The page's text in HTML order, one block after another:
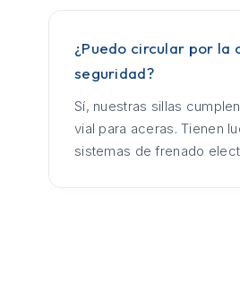
¿Puedo circular por la
seguridad?
Sí, nuestras sillas
vial para aceras. Tienen
sistemas de frenado